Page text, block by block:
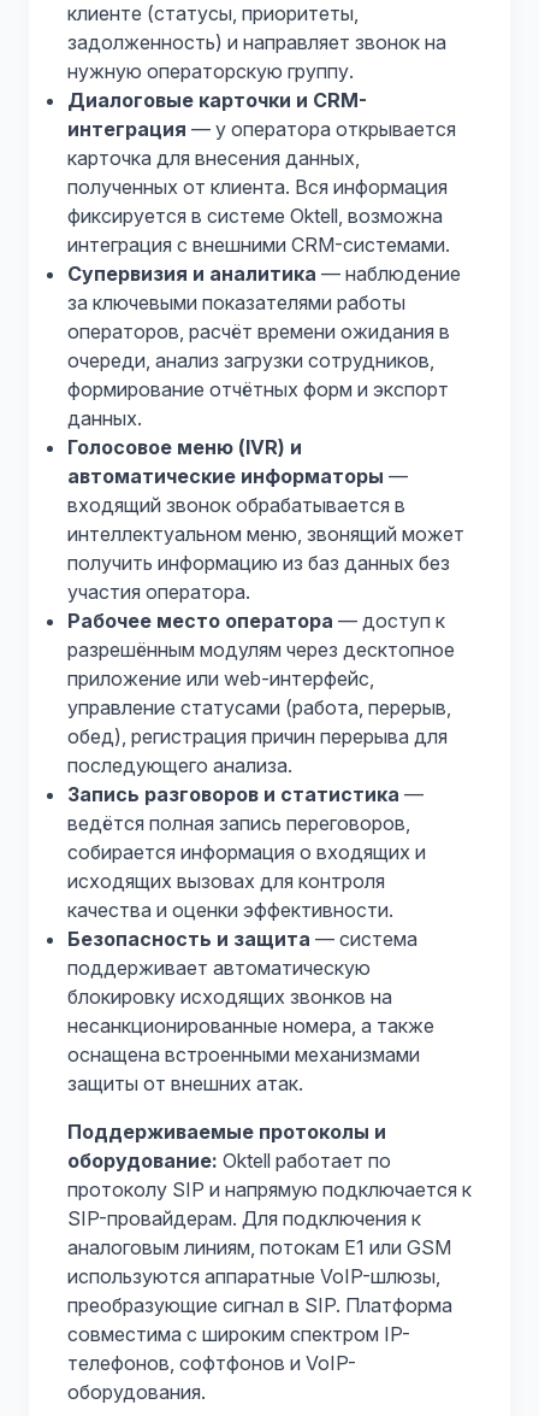
клиенте (статусы, приоритеты,
задолженность) и направляет звонок на
нужную операторскую группу.
Диалоговые карточки и CRM-
интеграция — у оператора открывается
карточка для внесения данных,
полученных от клиента. Вся информация
фиксируется в системе Oktell, возможна
интеграция с внешними CRM-системами.
Супервизия и аналитика — наблюдение
за ключевыми показателями работы
операторов, расчёт времени ожидания в
очереди, анализ загрузки сотрудников,
формирование отчётных форм и экспорт
данных.
Голосовое меню (IVR) и
автоматические информаторы —
входящий звонок обрабатывается в
интеллектуальном меню, звонящий может
получить информацию из баз данных без
участия оператора.
Рабочее место оператора — доступ к
разрешённым модулям через десктопное
приложение или web-интерфейс,
управление статусами (работа, перерыв,
обед), регистрация причин перерыва для
последующего анализа.
Запись разговоров и статистика —
ведётся полная запись переговоров,
собирается информация о входящих и
исходящих вызовах для контроля
качества и оценки эффективности.
Безопасность и защита — система
поддерживает автоматическую
блокировку исходящих звонков на
несанкционированные номера, а также
оснащена встроенными механизмами
защиты от внешних атак.
Поддерживаемые протоколы и
оборудование: Oktell работает по
протоколу SIP и напрямую подключается к
SIP-провайдерам. Для подключения к
аналоговым линиям, потокам E1 или GSM
используются аппаратные VoIP-шлюзы,
преобразующие сигнал в SIP. Платформа
совместима с широким спектром IP-
телефонов, софтфонов и VoIP-
оборудования.